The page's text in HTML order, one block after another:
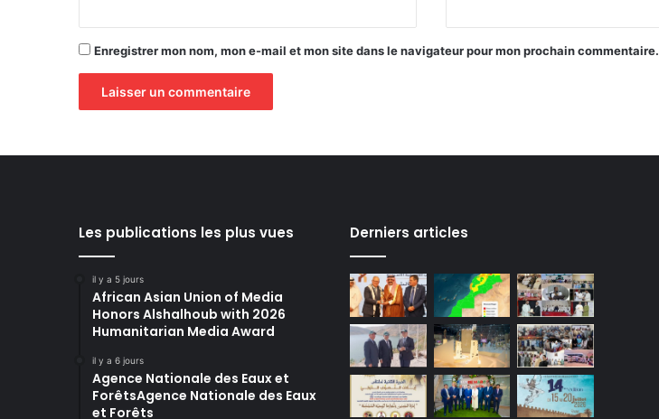
Enregistrer mon nom, mon e-mail et mon site dans le navigateur pour mon prochain commentaire.
Les publications les plus vues
il y a 5 jours
African Asian Union of Media
Honors Alshalhoub with 2026
Humanitarian Media Award
il y a 6 jours
Agence Nationale des Eaux et
ForêtsAgence Nationale des Eaux
et Forêts
Derniers articles